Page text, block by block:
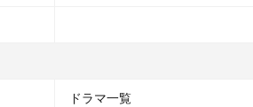
ドラマ一覧